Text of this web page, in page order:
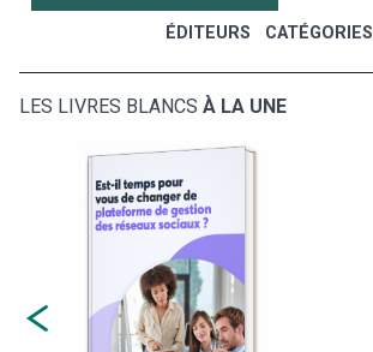
ÉDITEURS CATÉGORIES
LES LIVRES BLANCS À LA UNE